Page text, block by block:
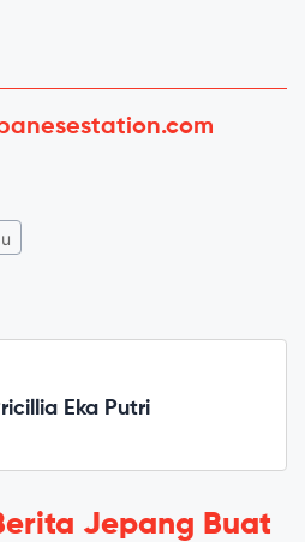
Eka Putri
Jepang Buat